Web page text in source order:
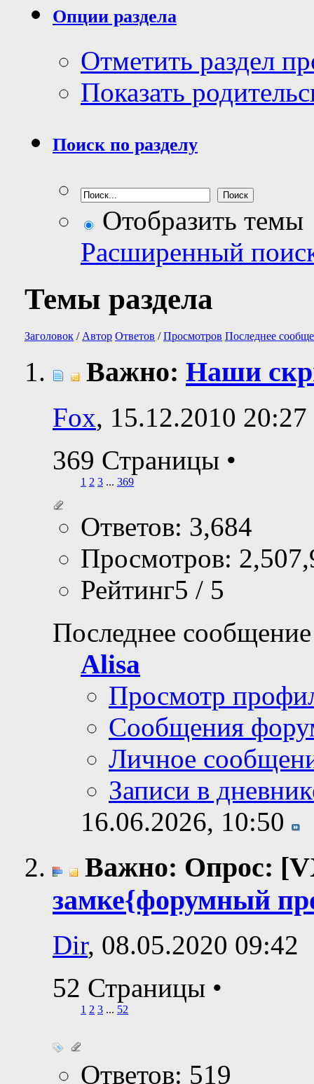
Опции раздела
Отметить раздел
Показать
Поиск по разделу
Отобразить темы
Расширенный
Темы раздела
Заголовок / Автор Ответов /Просмотров Последнее
Важно: Наши
Fox, 15.12.2010 20:27
369 Страницы •
1 2 3 ... 369
Ответов: 3,684
Просмотров:
Рейтинг5 / 5
Последнее
Alisa
Просмотр
Сообщения
Личное
Записи в
16.06.2026, 10:50
Важно: Опрос:
замке{форумный
Dir, 08.05.2020 09:42
52 Страницы •
1 2 3 ... 52
Ответов: 519